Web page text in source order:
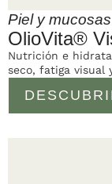
Piel y mucosas
OlioVita®
Nutrición e
seco, fatiga visual